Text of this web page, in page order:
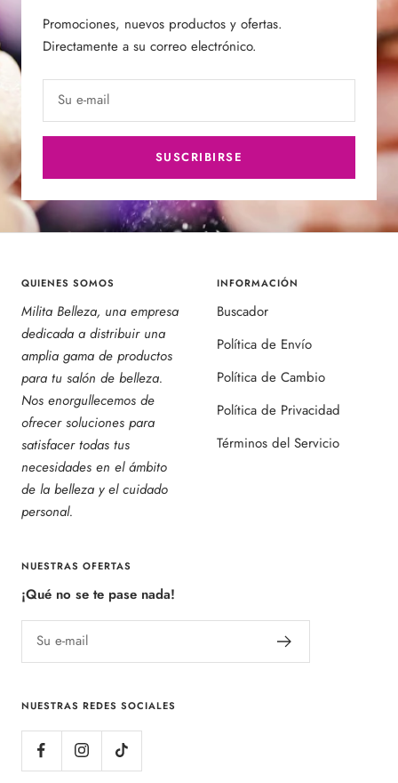
Promociones, nuevos productos y ofertas.
Directamente a su correo electrónico.
Su e-mail
SUSCRIBIRSE
QUIENES SOMOS
Milita Belleza, una empresa
dedicada a distribuir una
amplia gama de productos
para tu salón de belleza.
Nos enorgullecemos de
ofrecer soluciones para
satisfacer todas tus
necesidades en el ámbito
de la belleza y el cuidado
personal.
INFORMACIÓN
Buscador
Política de Envío
Política de Cambio
Política de Privacidad
Términos del Servicio
NUESTRAS OFERTAS
¡Qué no se te pase nada!
Su e-mail
NUESTRAS REDES SOCIALES